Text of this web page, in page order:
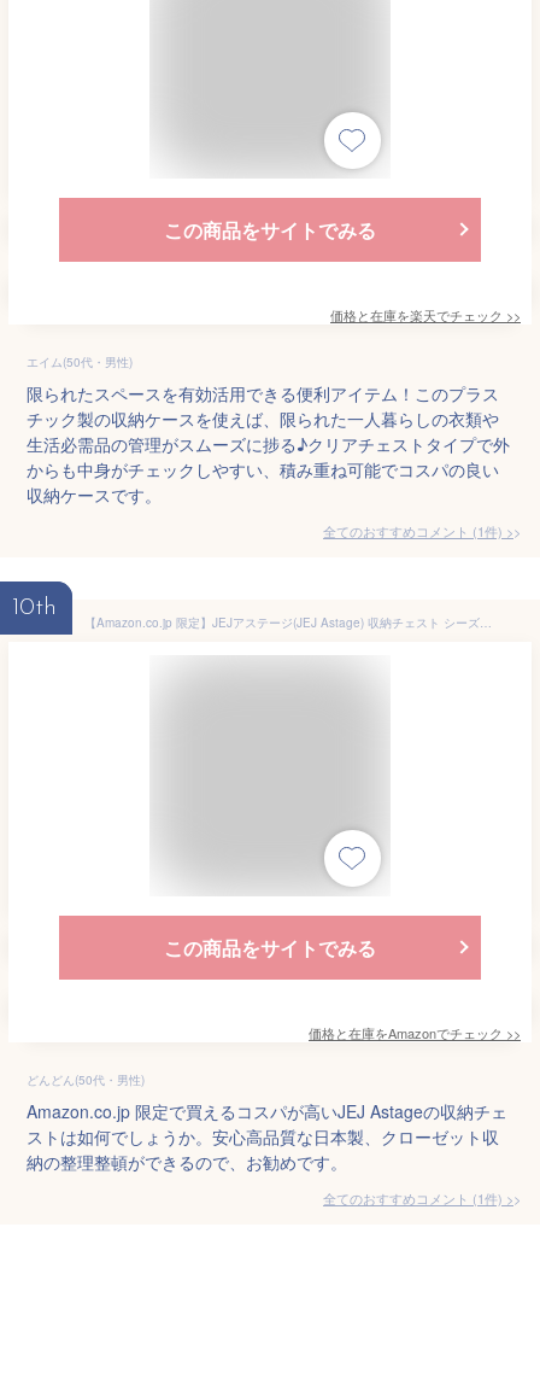
この商品をサイトでみる
価格と在庫を楽天でチェック >>
エイム(50代・男性)
限られたスペースを有効活用できる便利アイテム！このプラス
チック製の収納ケースを使えば、限られた一人暮らしの衣類や
生活必需品の管理がスムーズに捗る♪クリアチェストタイプで外
からも中身がチェックしやすい、積み重ね可能でコスパの良い
収納ケースです。
全てのおすすめコメント (1件) >
10th
【Amazon.co.jp 限定】JEJアステージ(JEJ Astage) 収納チェスト シーズワイド 3段 ポリプロピレン (PP) ホワイト/ホワイト 日本製 簡単組み立て 幅54×奥行40×高さ63.5cm
この商品をサイトでみる
価格と在庫をAmazonでチェック >>
どんどん(50代・男性)
Amazon.co.jp 限定で買えるコスパが高いJEJ Astageの収納チェ
ストは如何でしょうか。安心高品質な日本製、クローゼット収
納の整理整頓ができるので、お勧めです。
全てのおすすめコメント (1件) >